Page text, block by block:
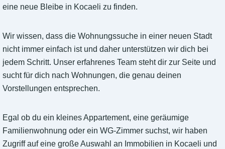
eine neue Bleibe in Kocaeli zu finden.
Wir wissen, dass die Wohnungssuche in einer neuen Stadt
nicht immer einfach ist und daher unterstützen wir dich bei
jedem Schritt. Unser erfahrenes Team steht dir zur Seite und
sucht für dich nach Wohnungen, die genau deinen
Vorstellungen entsprechen.
Egal ob du ein kleines Appartement, eine geräumige
Familienwohnung oder ein WG-Zimmer suchst, wir haben
Zugriff auf eine große Auswahl an Immobilien in Kocaeli und